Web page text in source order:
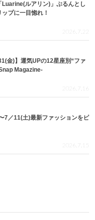
ルアリン)」ぷるんとし
プに一目惚れ！
2026.7.22
金)】運気UPの12星座別“ファ
Magazine-
2026.7.16
7／11(土)最新ファッションをピ
2026.7.15